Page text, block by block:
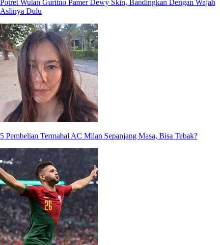
Potret Wulan Guritno Pamer Dewy Skin, Bandingkan Dengan Wajah
Aslinya Dulu
5 Pembelian Termahal AC Milan Sepanjang Masa, Bisa Tebak?